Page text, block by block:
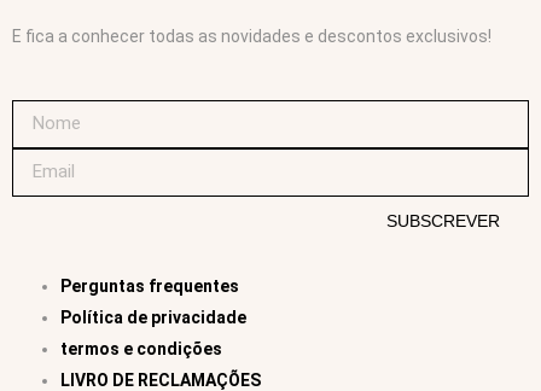
Perguntas frequentes
Política de privacidade
termos e condições
LIVRO DE RECLAMAÇÕES
E fica a conhecer todas as novidades e descontos exclusivos!
SUBSCREVER